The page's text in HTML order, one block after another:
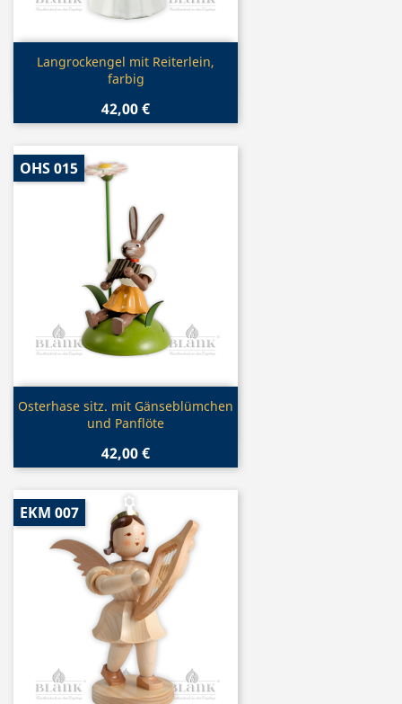
Vorschau
Langrockengel mit Reiterlein,
farbig
42,00 €
Vorschau
Osterhase sitz. mit Gänseblümchen
und Panflöte
42,00 €
OHS 015
EKM 007